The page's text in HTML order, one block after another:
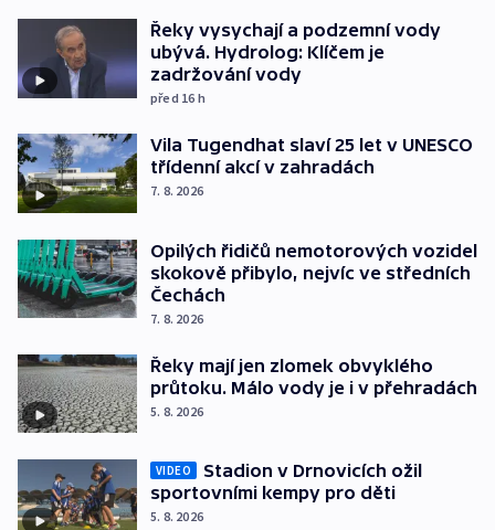
Řeky vysychají a podzemní vody
ubývá. Hydrolog: Klíčem je
zadržování vody
před 16 h
Vila Tugendhat slaví 25 let v UNESCO
třídenní akcí v zahradách
7. 8. 2026
Opilých řidičů nemotorových vozidel
skokově přibylo, nejvíc ve středních
Čechách
7. 8. 2026
Řeky mají jen zlomek obvyklého
průtoku. Málo vody je i v přehradách
5. 8. 2026
VIDEO
Stadion v Drnovicích ožil
sportovními kempy pro děti
5. 8. 2026